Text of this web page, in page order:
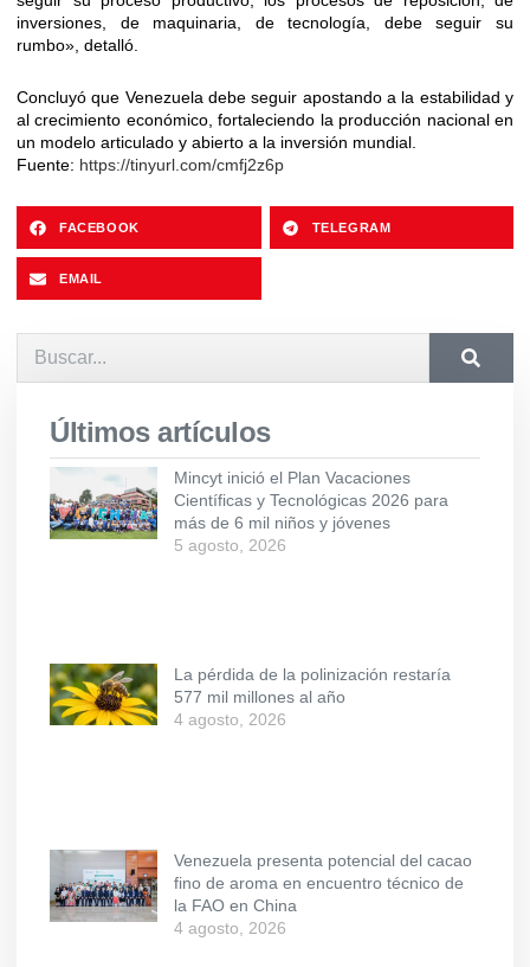
inversiones, de maquinaria, de tecnología, debe seguir su
rumbo», detalló.
Concluyó que Venezuela debe seguir apostando a la estabilidad y
al crecimiento económico, fortaleciendo la producción nacional en
un modelo articulado y abierto a la inversión mundial.
Fuente: https://tinyurl.com/cmfj2z6p
FACEBOOK TELEGRAM
EMAIL
Últimos artículos
Mincyt inició el Plan Vacaciones
Científicas y Tecnológicas 2026 para
más de 6 mil niños y jóvenes
5 agosto, 2026
La pérdida de la polinización restaría
577 mil millones al año
4 agosto, 2026
Venezuela presenta potencial del cacao
fino de aroma en encuentro técnico de
la FAO en China
4 agosto, 2026